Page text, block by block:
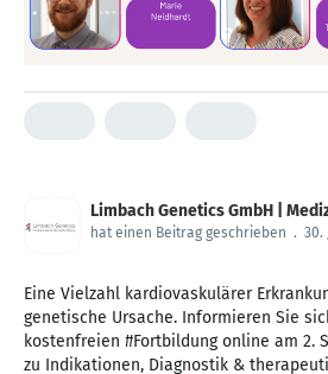
Limbach Genetics GmbH |
hat einen Beitrag geschrieben . 30.
Eine Vielzahl kardiovaskulärer
genetische Ursache. Informieren Sie
kostenfreien #Fortbildung online am 2.
zu Indikationen, Diagnostik &